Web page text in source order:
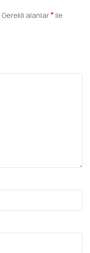
Gerekli alanlar*ile